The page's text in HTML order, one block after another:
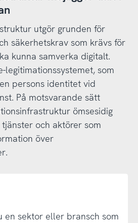
utgör grunden för
säkerhetskrav som krävs för
kunna samverka digitalt.
legitimationssystemet, som
persons identitet vid
På motsvarande sätt
ömsesidig
och aktörer som
över
en sektor eller bransch som